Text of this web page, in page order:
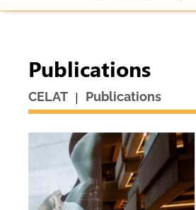
Publications
CELAT | Publications